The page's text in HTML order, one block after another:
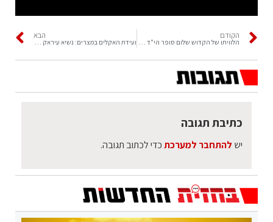
הקודם הבא
כתיבת תגובה
יש להתחבר למערכתכדי לכתוב תגובה.